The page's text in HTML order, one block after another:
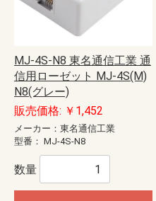
MJ-4S-N8 東名通信工業 通
信用ローゼット MJ-4S(M)
N8(グレー)
販売価格: ￥1,452
メーカー：東名通信工業
型番： MJ-4S-N8
数量